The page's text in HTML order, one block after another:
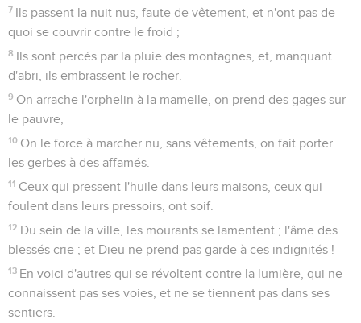
7 Ils passent la nuit nus, faute de vêtement, et n'ont pas de
quoi se couvrir contre le froid ;
8 Ils sont percés par la pluie des montagnes, et, manquant
d'abri, ils embrassent le rocher.
9 On arrache l'orphelin à la mamelle, on prend des gages sur
le pauvre,
10 On le force à marcher nu, sans vêtements, on fait porter
les gerbes à des affamés.
11 Ceux qui pressent l'huile dans leurs maisons, ceux qui
foulent dans leurs pressoirs, ont soif.
12 Du sein de la ville, les mourants se lamentent ; l'âme des
blessés crie ; et Dieu ne prend pas garde à ces indignités !
13 En voici d'autres qui se révoltent contre la lumière, qui ne
connaissent pas ses voies, et ne se tiennent pas dans ses
sentiers.